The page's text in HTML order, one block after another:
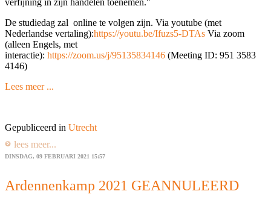
verfijning in zijn handelen toenemen."
De studiedag zal online te volgen zijn. Via youtube (met
Nederlandse vertaling):https://youtu.be/Ifuzs5-DTAs Via zoom
(alleen Engels, met
interactie): https://zoom.us/j/95135834146 (Meeting ID: 951 3583
4146)
Lees meer ...
Gepubliceerd in Utrecht
lees meer...
DINSDAG, 09 FEBRUARI 2021 15:57
Ardennenkamp 2021 GEANNULEERD